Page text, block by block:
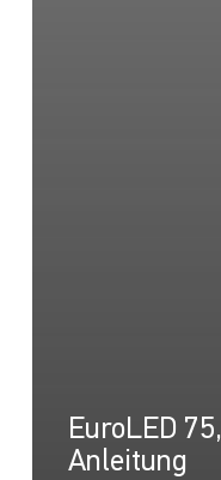
EuroLED 75,
Anleitung